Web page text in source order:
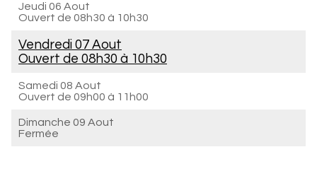
Jeudi 06 Aout
Ouvert de 08h30 à 10h30
Vendredi 07 Aout
Ouvert de 08h30 à 10h30
Samedi 08 Aout
Ouvert de 09h00 à 11h00
Dimanche 09 Aout
Fermée